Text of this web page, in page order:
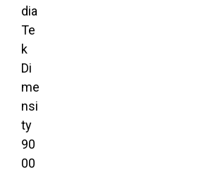
dia
Te
k
Di
me
nsi
ty
90
00